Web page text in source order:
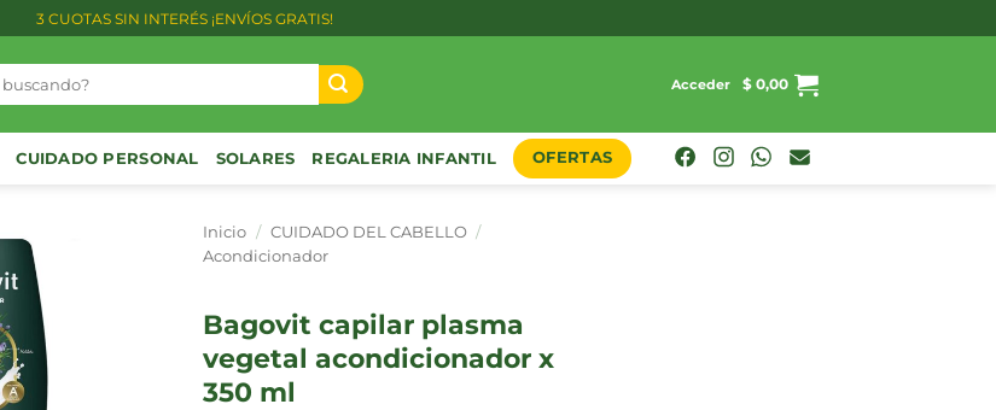
3 CUOTAS SIN INTERÉS ¡ENVÍOS GRATIS!
Acceder $ 0,00
CUIDADO PERSONAL SOLARES REGALERIA INFANTIL OFERTAS
Inicio / CUIDADO DEL CABELLO /
Acondicionador
bagovit capilar plasma
vegetal acondicionador x
350 ml